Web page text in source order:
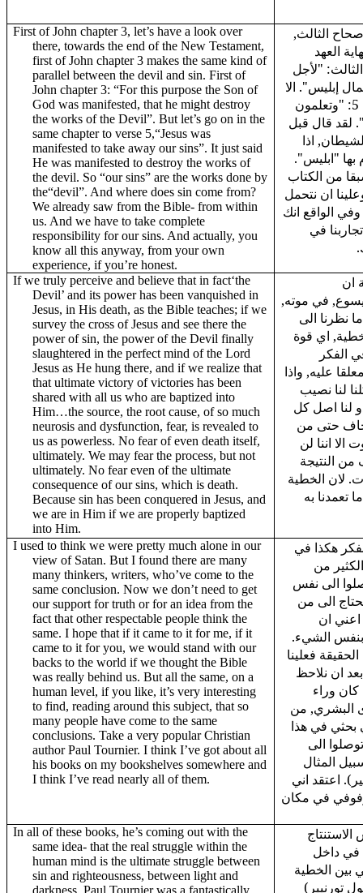
First of John chapter 3, let’s have a look over
there, towards the end of the New Testament,
first of John chapter 3 makes the same kind of
parallel between the devil and sin. First of
John chapter 3: “For this purpose the Son of
God was manifested, that he might destroy
the works of the Devil”. But let’s go on in the
same chapter to verse 5,“Jesus was
manifested to take away our sins”. It just said
He was manifested to destroy the works of
the devil. So “our sins” are the works done by
the“devil”. And where does sin come from?
We already saw from the Bible- from within
us. And we have to take complete
responsibility for our sins. And actually, you
know all this anyway, from your own
experience, if you’re honest.
الثالث,
العهد
"لأجل
إبليس". الا
ان نفس الاصحاح يقول في الاية 5: "وتعلمون
لقد قال قبل
اذا
بها "ابليس".
من الكتاب
ان نتحمل
الواقع انك
في
If we truly perceive and believe that in fact‘the
Devil’ and its power has been vanquished in
Jesus, in His death, as the Bible teaches; if we
survey the cross of Jesus and see there the
power of sin, the power of the Devil finally
slaughtered in the perfect mind of the Lord
Jesus as He hung there, and if we realize that
that ultimate victory of victories has been
shared with all us who are baptized into
Him…the source, the root cause, of so much
neurosis and dysfunction, fear, is revealed to
us as powerless. No fear of even death itself,
ultimately. We may fear the process, but not
ultimately. No fear even of the ultimate
consequence of our sins, which is death.
Because sin has been conquered in Jesus, and
we are in Him if we are properly baptized
into Him.
ان
في موته,
نظرنا الى
اي قوة
الفكر
عليه, واذا
لنا نصيب
لنا اصل كل
حتى من
اننا لن
النتيجة
لان الخطية
تعمدنا به
I used to think we were pretty much alone in our
view of Satan. But I found there are many
many thinkers, writers, who’ve come to the
same conclusion. Now we don’t need to get
our support for truth or for an idea from the
fact that other respectable people think the
same. I hope that if it came to it for me, if it
came to it for you, we would stand with our
backs to the world if we thought the Bible
was really behind us. But all the same, on a
human level, if you like, it’s very interesting
to find, reading around this subject, that so
many people have come to the same
conclusions. Take a very popular Christian
author Paul Tournier. I think I’ve got about all
his books on my bookshelves somewhere and
I think I’ve read nearly all of them.
هكذا في
من
الى نفس
الى من
ان
بنفس الشيء.
فعلينا
ان نلاحظ
وراء
البشري, من
بحثي في هذا
الى
المثال
اعتقد اني
في مكان
In all of these books, he’s coming out with the
same idea- that the real struggle within the
human mind is the ultimate struggle between
sin and righteousness, between light and
darkness. Paul Tournier was a fantastically
في داخل
بين الخطية
تورنيير)